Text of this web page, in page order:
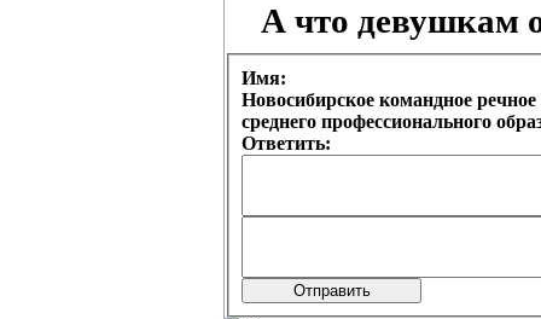
А что девушкам
Имя:
Новосибирское командное
среднего профессионального
Ответить: